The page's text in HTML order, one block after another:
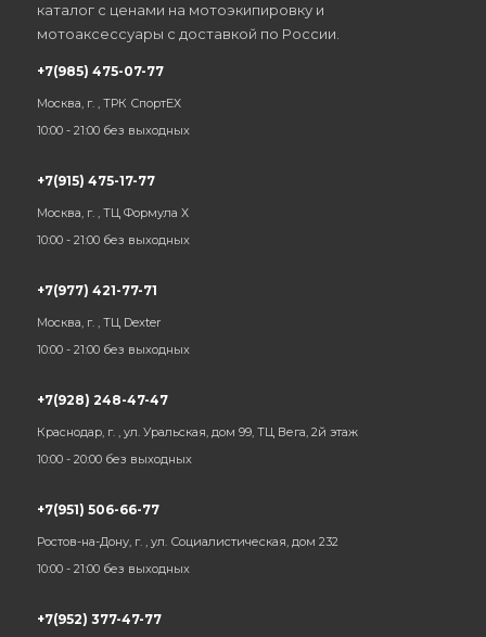
каталог с ценами на мотоэкипировку и
мотоаксессуары с доставкой по России.
+7(985) 475-07-77
Москва, г. , ТРК СпортЕХ
10:00 - 21:00 без выходных
+7(915) 475-17-77
Москва, г. , ТЦ Формула Х
10:00 - 21:00 без выходных
+7(977) 421-77-71
Москва, г. , ТЦ Dexter
10:00 - 21:00 без выходных
+7(928) 248-47-47
Краснодар, г. , ул. Уральская, дом 99, ТЦ Вега, 2й этаж
10:00 - 20:00 без выходных
+7(951) 506-66-77
Ростов-на-Дону, г. , ул. Социалистическая, дом 232
10:00 - 21:00 без выходных
+7(952) 377-47-77